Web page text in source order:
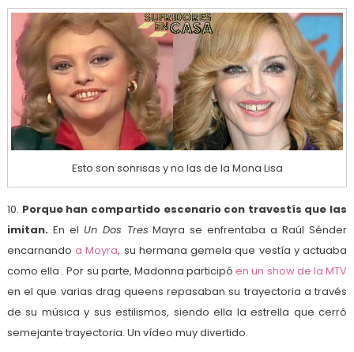
Esto son sonrisas y no las de la Mona Lisa
10. Porque han compartido escenario con travestís que las
imitan. En el Un Dos Tres Mayra se enfrentaba a Raúl Sénder
encarnando a Moyra, su hermana gemela que vestía y actuaba
como ella . Por su parte, Madonna participóen un show de la MTV
en el que varias drag queens repasaban su trayectoria a través
de su música y sus estilismos, siendo ella la estrella que cerró
semejante trayectoria. Un vídeo muy divertido.